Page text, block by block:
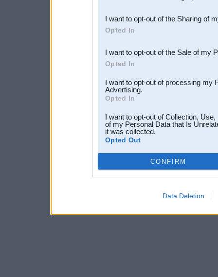
Downstream Participants
third parties.
I want to opt-out of the Sharing of
Opted In
I want to opt-out of the Sale of my
Opted In
I want to opt-out of processing my
Advertising.
Opted In
I want to opt-out of Collection,
of my Personal Data that Is
it was collected.
Opted Out
CONFIRM
Data Deletion